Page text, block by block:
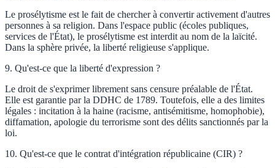
Le prosélytisme est le fait de chercher à convertir activement d'autres
personnes à sa religion. Dans l'espace public (écoles publiques,
services de l'État), le prosélytisme est interdit au nom de la laïcité.
Dans la sphère privée, la liberté religieuse s'applique.
9. Qu'est-ce que la liberté d'expression ?
Le droit de s'exprimer librement sans censure préalable de l'État.
Elle est garantie par la DDHC de 1789. Toutefois, elle a des limites
légales : incitation à la haine (racisme, antisémitisme, homophobie),
diffamation, apologie du terrorisme sont des délits sanctionnés par la
loi.
10. Qu'est-ce que le contrat d'intégration républicaine (CIR) ?